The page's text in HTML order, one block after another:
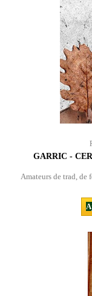
GARRIC -
Amateurs de trad, de